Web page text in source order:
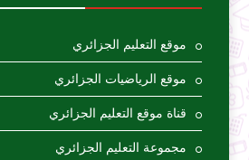
موقع التعليم الجزائري
موقع الرياضيات الجزائري
قناة موقع التعليم الجزائري
مجموعة التعليم الجزائري